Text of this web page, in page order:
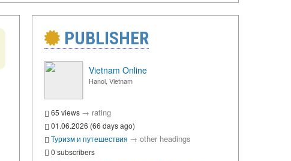
PUBLISHER
Vietnam Online
Hanoi, Vietnam
65 views → rating
01.06.2026 (66 days ago)
Туризм и путешествия → other headings
0 subscribers